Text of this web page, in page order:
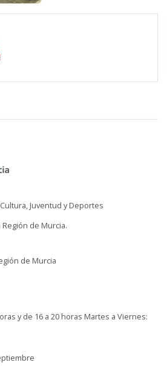
Juventud y Deportes
de Murcia.
de Murcia
y de 16 a 20 horas Martes a Viernes: